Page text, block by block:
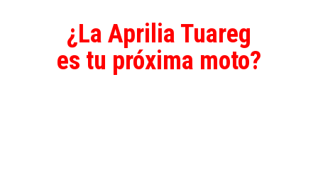
¿La Aprilia Tuareg
es tu próxima moto?